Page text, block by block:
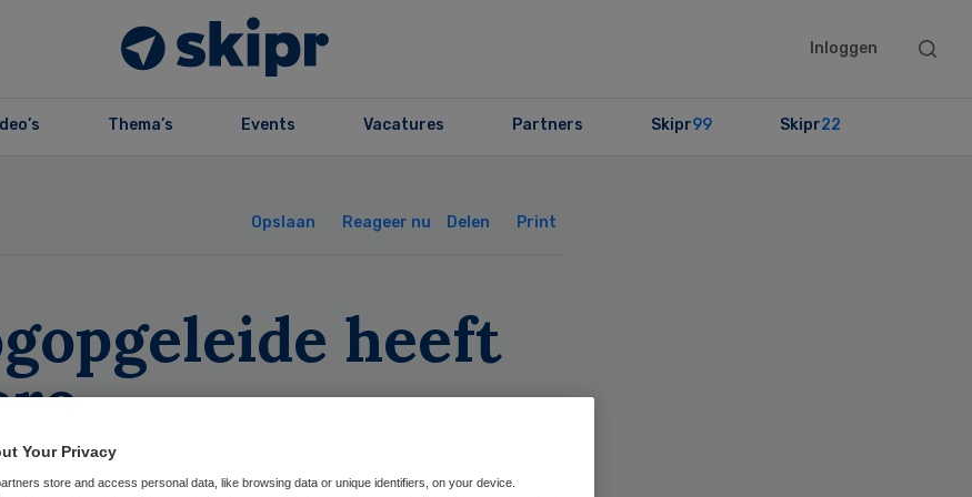
Inloggen
Search
Thema’s Events Vacatures Partners Skipr99 Skipr22
Opslaan Reageer nu Delen Print
heeft
Your Privacy
store and access personal data, like browsing data or unique identifiers, on your device.